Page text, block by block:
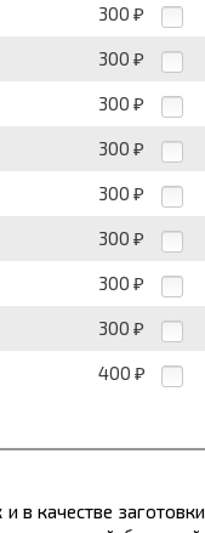
300 ₽
300 ₽
300 ₽
300 ₽
300 ₽
300 ₽
300 ₽
300 ₽
400 ₽
в качестве заготовки